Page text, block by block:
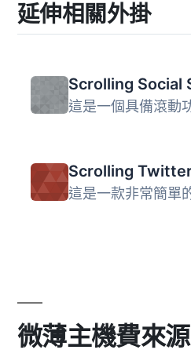
延伸相關外掛
微薄主機費來源